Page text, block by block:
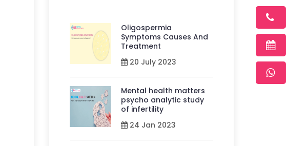
Oligospermia
Symptoms Causes And
Treatment
20 July 2023
Mental health matters
psycho analytic study
of infertility
24 Jan 2023